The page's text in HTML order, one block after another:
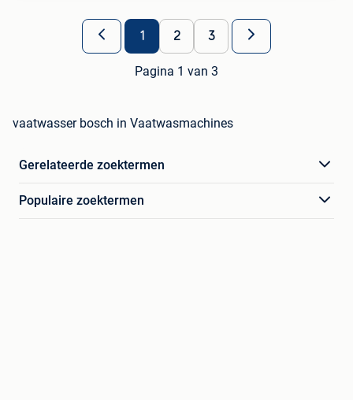
1 2 3
Pagina 1 van 3
vaatwasser bosch in Vaatwasmachines
Gerelateerde zoektermen
Populaire zoektermen